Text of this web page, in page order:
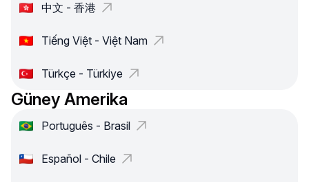
中文 - 香港
Tiếng Việt - Việt Nam
Türkçe - Türkiye
Güney Amerika
Português - Brasil
Español - Chile